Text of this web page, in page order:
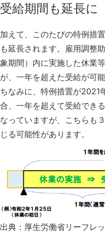
受給期間も延長に
加えて、このたびの特例措
も延長されます。 雇用調整
象期間）内に実施した休業
が、一年を超えた受給が可能
ちなみに、特例措置が2021
合、一年を超えて受給でき
なっていますが、こちらも
じる可能性があります。
出典：厚生労働省リーフレ